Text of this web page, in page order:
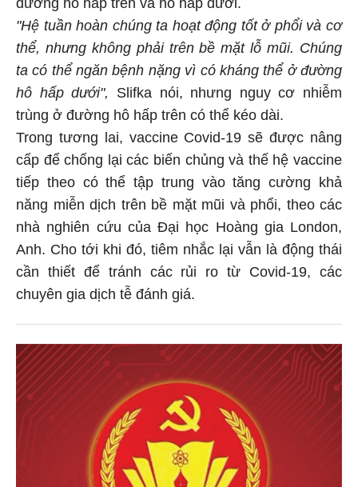
"Hệ tuần hoàn chúng ta hoạt động tốt ở phổi và cơ
thể, nhưng không phải trên bề mặt lỗ mũi. Chúng
ta có thể ngăn bệnh nặng vì có kháng thể ở đường
hô hấp dưới",
Slifka nói, nhưng nguy cơ nhiễm
trùng ở đường hô hấp trên có thể kéo dài.
Trong tương lai, vaccine Covid-19 sẽ được nâng
cấp để chống lại các biến chủng và thế hệ vaccine
tiếp theo có thể tập trung vào tăng cường khả
năng miễn dịch trên bề mặt mũi và phổi, theo các
nhà nghiên cứu của Đại học Hoàng gia London,
Anh. Cho tới khi đó, tiêm nhắc lại vẫn là động thái
cần thiết để tránh các rủi ro từ Covid-19, các
chuyên gia dịch tễ đánh giá.